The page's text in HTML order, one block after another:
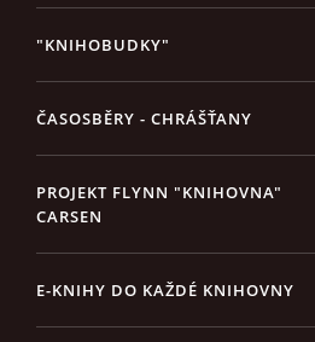
"KNIHOBUDKY"
ČASOSBĚRY - CHRÁŠŤANY
PROJEKT FLYNN "KNIHOVNA"
CARSEN
E-KNIHY DO KAŽDÉ KNIHOVNY